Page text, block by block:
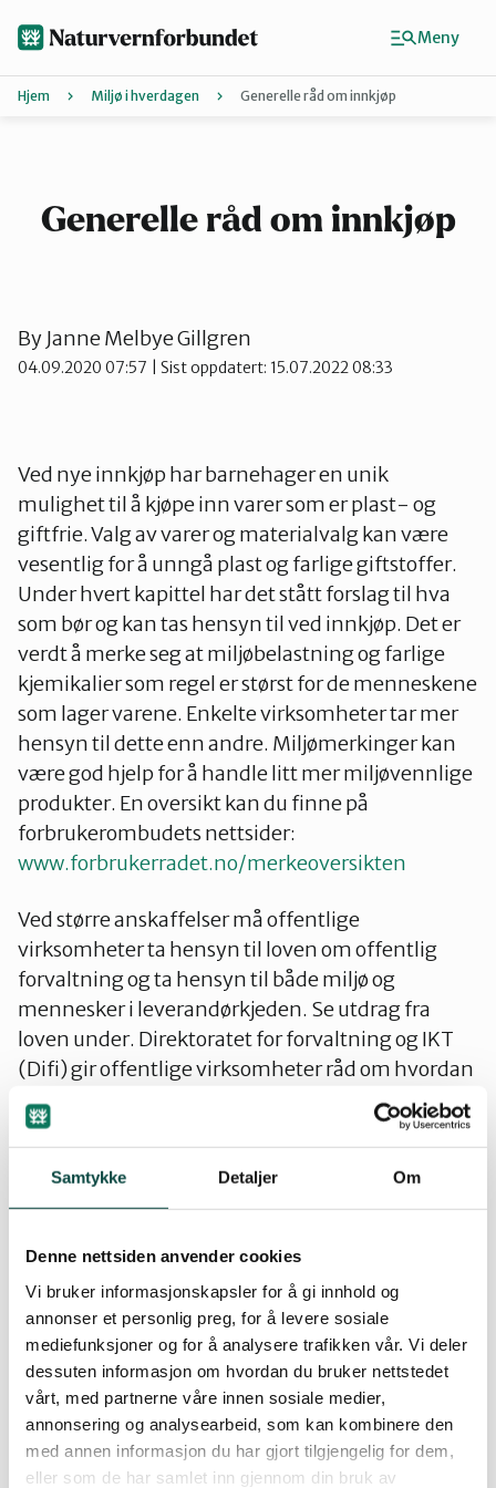
Samtykke Detaljer Om
Denne nettsiden anvender cookies
Vi bruker informasjonskapsler for å gi innhold og
annonser et personlig preg, for å levere sosiale
mediefunksjoner og for å analysere trafikken vår. Vi deler
dessuten informasjon om hvordan du bruker nettstedet
vårt, med partnerne våre innen sosiale medier,
annonsering og analysearbeid, som kan kombinere den
med annen informasjon du har gjort tilgjengelig for dem,
eller som de har samlet inn gjennom din bruk av
Finn ditt lokallag
Finnmark
Innlandet
Møre og Romsdal
Nordland
Oslo og Akershus
Sogn og Fjordane
Trøndelag
Telemark
Troms
Rogaland
Hjem Miljø i hverdagen Generelle råd om innkjøp
Generelle råd om innkjøp
By Janne Melbye Gillgren
04.09.2020 07:57 | Sist oppdatert: 15.07.2022 08:33
Ved nye innkjøp har barnehager en unik
mulighet til å kjøpe inn varer som er plast- og
giftfrie. Valg av varer og materialvalg kan være
vesentlig for å unngå plast og farlige giftstoffer.
Under hvert kapittel har det stått forslag til hva
som bør og kan tas hensyn til ved innkjøp. Det er
verdt å merke seg at miljøbelastning og farlige
kjemikalier som regel er størst for de menneskene
som lager varene. Enkelte virksomheter tar mer
hensyn til dette enn andre. Miljømerkinger kan
være god hjelp for å handle litt mer miljøvennlige
produkter. En oversikt kan du finne på
forbrukerombudets nettsider:
www.forbrukerradet.no/merkeoversikten
Ved større anskaffelser må offentlige
virksomheter ta hensyn til loven om offentlig
forvaltning og ta hensyn til både miljø og
mennesker i leverandørkjeden. Se utdrag fra
loven under. Direktoratet for forvaltning og IKT
(Difi) gir offentlige virksomheter råd om hvordan
du kan få til klima- og miljøvennlige anskaffelser
i praksis. Rådene kan være nyttige for alle, også
eksempler og nyheter:
www.anskaffelser.no/klima-og-miljo
virksomheter, både offentlige og private, om
hvordan ta hensyn til mennesker og miljø i
leverandørkjeden. For større anskaffelser og
bygging av barnehager eller lekeområde kan det
være lurt å tenke innovativt for å få en mest mulig
plast- og giftfri barnehage: